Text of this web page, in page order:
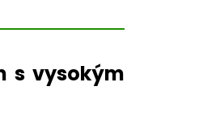
s vysokým